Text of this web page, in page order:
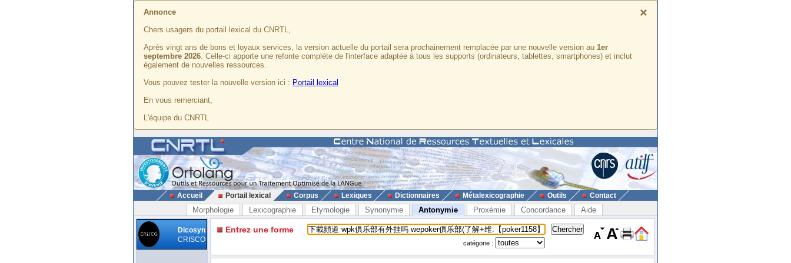
×
Annonce
Chers usagers du portail lexical du CNRTL,
Après vingt ans de bons et loyaux services, la version actuelle du portail sera prochainement remplacée par une nouvelle version au 1er
septembre 2026. Celle-ci apporte une refonte complète de l'interface adaptée à tous les supports (ordinateurs, tablettes, smartphones) et inclut
également de nouvelles ressources.
Vous pouvez tester la nouvelle version ici : Portail lexical
En vous remerciant,
L'équipe du CNRTL
Accueil Portail lexical Corpus Lexiques Dictionnaires Métalexicographie Outils Contact
Morphologie Lexicographie Etymologie Synonymie Antonymie Proxémie Concordance Aide
Dicosyn
CRISCO
Entrez une forme
catégorie :